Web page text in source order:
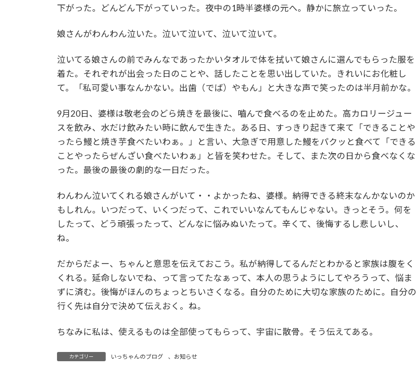
下がった。どんどん下がっていった。夜中の1時半婆様の元へ。静かに旅立っていった。
娘さんがわんわん泣いた。泣いて泣いて、泣いて泣いて。
泣いてる娘さんの前でみんなであったかいタオルで体を拭いて娘さんに選んでもらった服を
着た。それぞれが出会った日のことや、話したことを思い出していた。きれいにお化粧し
て。「私可愛い事なんかない。出歯（でば）やもん」と大きな声で笑ったのは半月前かな。
9月20日、婆様は敬老会のどら焼きを最後に、嚙んで食べるのを止めた。高カロリージュー
スを飲み、水だけ飲みたい時に飲んで生きた。ある日、すっきり起きて来て「できることや
ったら鰻と焼き芋食べたいわぁ。」と言い、大急ぎで用意した鰻をパクッと食べて「できる
ことやったらぜんざい食べたいわぁ」と皆を笑わせた。そして、また次の日から食べなくな
った。最後の最後の劇的な一日だった。
わんわん泣いてくれる娘さんがいて・・よかったね、婆様。納得できる終末なんかないのか
もしれん。いつだって、いくつだって、これでいいなんてもんじゃない。きっとそう。何を
したって、どう頑張ったって、どんなに悩みぬいたって。辛くて、後悔するし悲しいし、
ね。
だからだよー、ちゃんと意思を伝えておこう。私が納得してるんだとわかると家族は腹をく
くれる。延命しないでね、って言ってたなぁって、本人の思うようにしてやろうって、悩ま
ずに済む。後悔がほんのちょっとちいさくなる。自分のために大切な家族のために。自分の
行く先は自分で決めて伝えおく。ね。
ちなみに私は、使えるものは全部使ってもらって、宇宙に散骨。そう伝えてある。
カテゴリー いっちゃんのブログ 、 お知らせ